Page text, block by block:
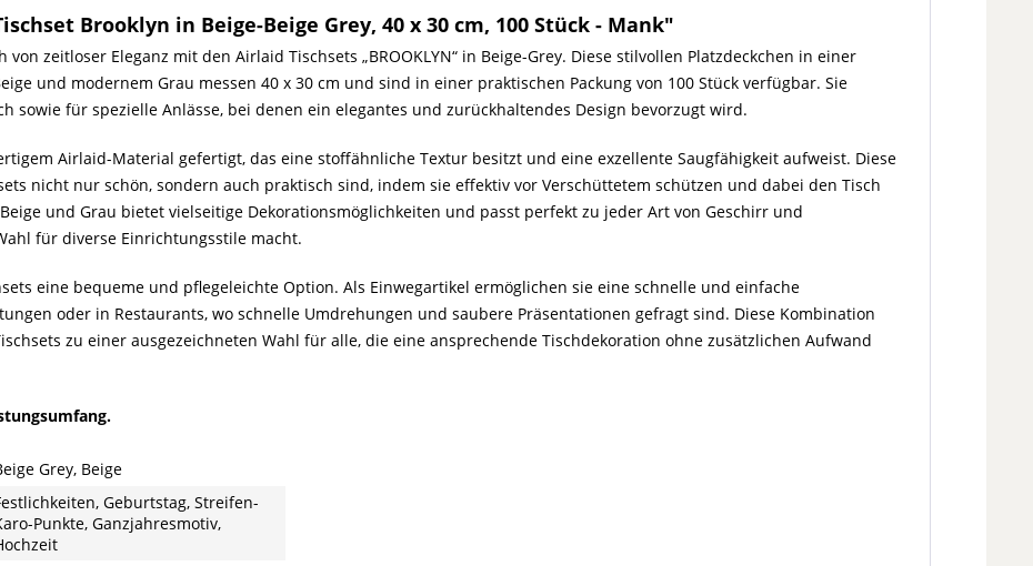
Brooklyn in Beige-Beige Grey, 40 x 30 cm, 100 Stück - Mank"
zeitloser Eleganz mit den Airlaid Tischsets „BROOKLYN“ in Beige-Grey. Diese stilvollen Platzdeckchen in einer
und modernem Grau messen 40 x 30 cm und sind in einer praktischen Packung von 100 Stück verfügbar. Sie
sowie für spezielle Anlässe, bei denen ein elegantes und zurückhaltendes Design bevorzugt wird.
Airlaid-Material gefertigt, das eine stoffähnliche Textur besitzt und eine exzellente Saugfähigkeit aufweist. Diese
nicht nur schön, sondern auch praktisch sind, indem sie effektiv vor Verschüttetem schützen und dabei den Tisch
und Grau bietet vielseitige Dekorationsmöglichkeiten und passt perfekt zu jeder Art von Geschirr und
für diverse Einrichtungsstile macht.
eine bequeme und pflegeleichte Option. Als Einwegartikel ermöglichen sie eine schnelle und einfache
oder in Restaurants, wo schnelle Umdrehungen und saubere Präsentationen gefragt sind. Diese Kombination
zu einer ausgezeichneten Wahl für alle, die eine ansprechende Tischdekoration ohne zusätzlichen Aufwand
Grey, Beige
Geburtstag, Streifen-
Punkte, Ganzjahresmotiv,